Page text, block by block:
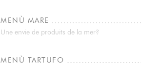
MENÙ MARE
Une envie de produits de la mer?
MENÙ TARTUFO